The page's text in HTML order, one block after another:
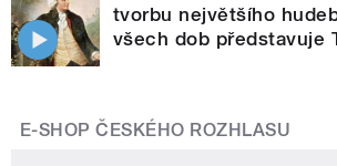
tvorbu největšího
všech dob představuje
E-SHOP ČESKÉHO ROZHLASU